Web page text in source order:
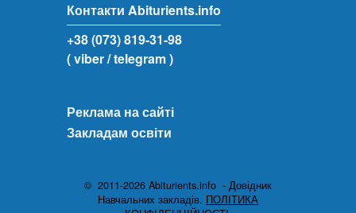
Контакти Abiturients.info
+38 (073) 819-31-98
( viber/ telegram )
Реклама на сайті
Закладам освіти
© 2011-2026 Abiturients.info - Довідник
Навчальних закладів. ПОЛІТИКА